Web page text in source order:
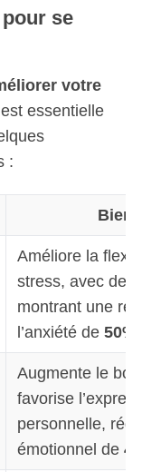
se
votre
essentielle
:
Améliore la
stress, avec des
montrant une
l’anxiété de 50%
Augmente le
favorise
personnelle,
émotionnel de